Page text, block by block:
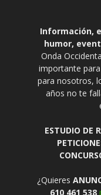
Información,
humor,
Onda
importante
para nosotros,
años no te
ESTUDIO DE
¿Quieres
610 461 538